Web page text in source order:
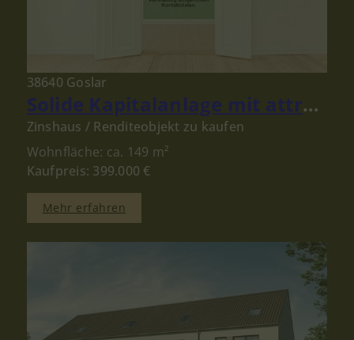
38640 Goslar
Solide Kapitalanlage mit attraktivem Ertrag in der Goslarer Altstadt
Zinshaus / Renditeobjekt zu kaufen
Wohnfläche: ca. 149 m²
Kaufpreis: 399.000 €
Mehr erfahren